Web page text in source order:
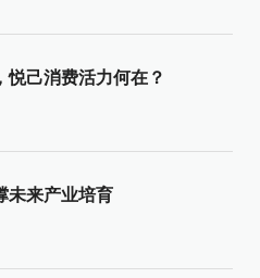
悦己消费活力何在？
未来产业培育